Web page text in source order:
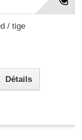
/ tige
Détails